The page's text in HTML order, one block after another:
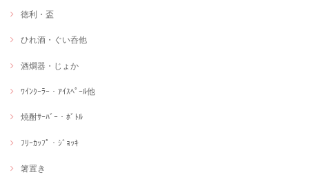
徳利・盃
ひれ酒・ぐい呑他
酒燗器・じょか
ﾜｲﾝｸｰﾗｰ・ｱｲｽﾍﾟｰﾙ他
焼酎ｻｰﾊﾞｰ・ﾎﾞﾄﾙ
ﾌﾘｰｶｯﾌﾟ・ｼﾞｮｯｷ
箸置き